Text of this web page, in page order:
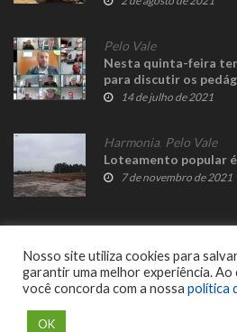
Pelo Vale
Nesta quinta-feira
para discutir os
14 de julho de 2021
Harmonia, Pelo Vale
Loteamento popular
7 de novembro de 2021
Nosso site utiliza cookies para
garantir uma melhor experiência.
você concorda com a nossa política
OK